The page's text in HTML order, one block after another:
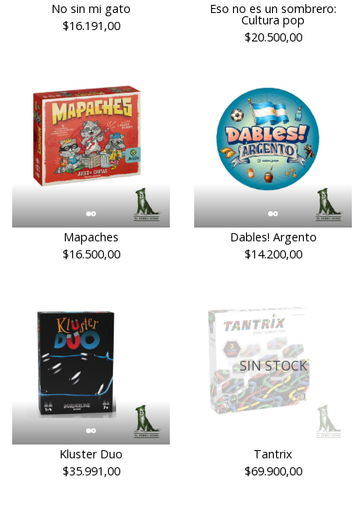
No sin mi gato
$16.191,00
Eso no es un sombrero:
Cultura pop
$20.500,00
Mapaches
$16.500,00
Dables! Argento
$14.200,00
Kluster Duo
$35.991,00
SIN STOCK
Tantrix
$69.900,00